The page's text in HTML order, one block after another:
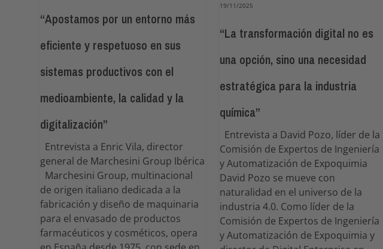
“Apostamos por un entorno más
eficiente y respetuoso en sus
sistemas productivos con el
medioambiente, la calidad y la
digitalización”
Entrevista a Enric Vila, director
general de Marchesini Group Ibérica
Marchesini Group, multinacional
de origen italiano dedicada a la
fabricación y diseño de maquinaria
para el envasado de productos
farmacéuticos y cosméticos, opera
19/11/2025
“La transformación digital no es
una opción, sino una necesidad
estratégica para la industria
química”
Entrevista a David Pozo, líder de la
Comisión de Expertos de Ingeniería
y Automatización de Expoquimia
David Pozo se mueve con
naturalidad en el universo de la
industria 4.0. Como líder de la
Comisión de Expertos de Ingeniería
y Automatización de Expoquimia y